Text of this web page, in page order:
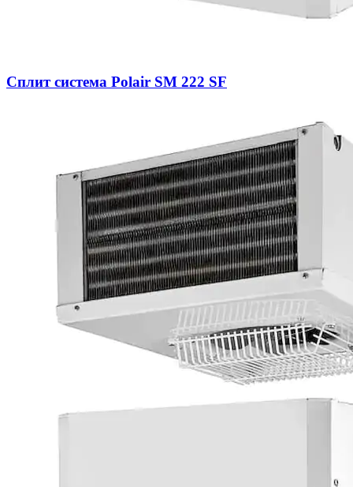
Сплит система Polair SM 222 SF